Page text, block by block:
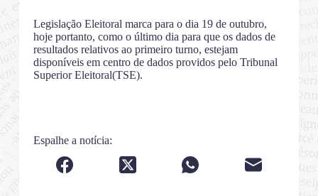
Legislação Eleitoral marca para o dia 19 de outubro,
hoje portanto, como o último dia para que os dados de
resultados relativos ao primeiro turno, estejam
disponíveis em centro de dados providos pelo Tribunal
Superior Eleitoral(TSE).
Espalhe a notícia: